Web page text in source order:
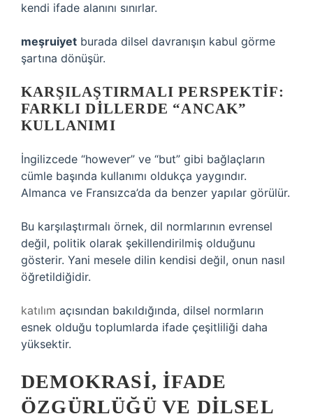
kendi ifade alanını sınırlar.
meşruiyet burada dilsel davranışın kabul görme
şartına dönüşür.
KARŞILAŞTIRMALI PERSPEKTIF:
FARKLI DILLERDE “ANCAK”
KULLANIMI
İngilizcede “however” ve “but” gibi bağlaçların
cümle başında kullanımı oldukça yaygındır.
Almanca ve Fransızca’da da benzer yapılar görülür.
Bu karşılaştırmalı örnek, dil normlarının evrensel
değil, politik olarak şekillendirilmiş olduğunu
gösterir. Yani mesele dilin kendisi değil, onun nasıl
öğretildiğidir.
katılım açısından bakıldığında, dilsel normların
esnek olduğu toplumlarda ifade çeşitliliği daha
yüksektir.
DEMOKRASI, IFADE
ÖZGÜRLÜĞÜ VE DILSEL